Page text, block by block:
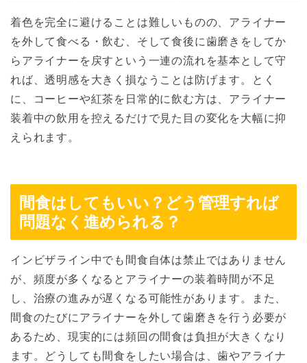
着色を完全に避けることは難しいものの、アライナー
を外して食べる・飲む、そして食後に歯磨きをしてか
らアライナーを戻すという一連の流れを基本として守
れば、透明感を大きく損なうことは防げます。とく
に、コーヒーや紅茶を日常的に飲む方は、アライナー
装着中の飲用を控えるだけで見た目の変化を大幅に抑
えられます。
間食はしてもいい？どう管理すれば
問題なく進められる？
インビザライン中でも間食自体は禁止ではありません
が、頻度が多くなるとアライナーの装着時間が不足
し、治療の進みが遅くなる可能性があります。また、
間食のたびにアライナーを外して歯磨きを行う必要が
あるため、現実的には頻回の間食は負担が大きくなり
ます。どうしても間食をしたい場合は、歯やアライナ